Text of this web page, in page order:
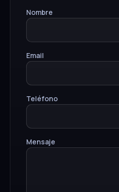
Nombre
Email
Teléfono
Mensaje